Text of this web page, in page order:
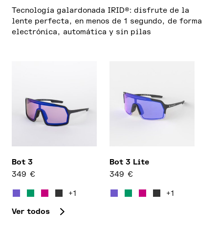
Tecnología galardonada IRID®: disfrute de la
lente perfecta, en menos de 1 segundo, de forma
electrónica, automática y sin pilas
Bot 3
349 €
+1
Bot 3 Lite
349 €
+1
Ver todos